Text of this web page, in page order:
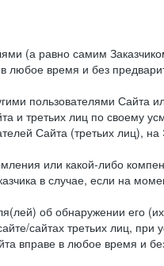
(а равно самим
время и без
пользователями Сайта
и третьих лиц по своему
Сайта (третьих лиц),
или какой-либо
в случае, если на
об обнаружении его
сайтах третьих лиц, при
вправе в любое время и